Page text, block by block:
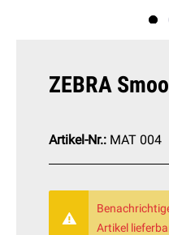
ZEBRA
Artikel-Nr.: MAT 004
Artikel